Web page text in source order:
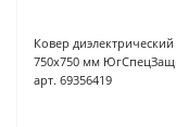
Ковер диэлектрический
750х750 мм
арт. 69356419